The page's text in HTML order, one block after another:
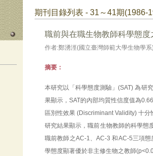
期刊目錄列表 - 31～41期(1986-
職前與在職生物教師科學態度
作者:鄭湧涇(國立臺灣師範大學生物學系
摘要：
本研究以「科學態度測驗」(SAT) 為研
果顯示，SAT的內部均質性信度值為
區別性效果 (Discriminant Validity) 十分
研究結果顯示，職前生物教師的科學態
職前教師之AC-1、AC-3 和AC-5三項
學態度顯著優於非主修生物之教師